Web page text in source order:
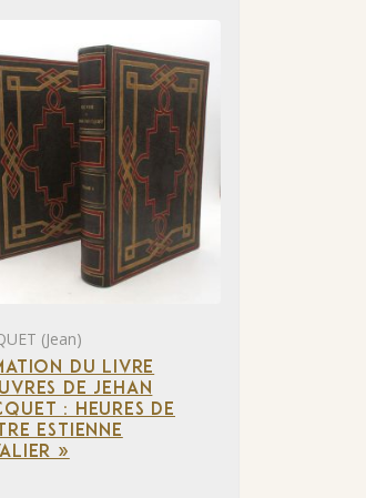
(Jean)
DU LIVRE
DE JEHAN
: HEURES DE
ESTIENNE
»